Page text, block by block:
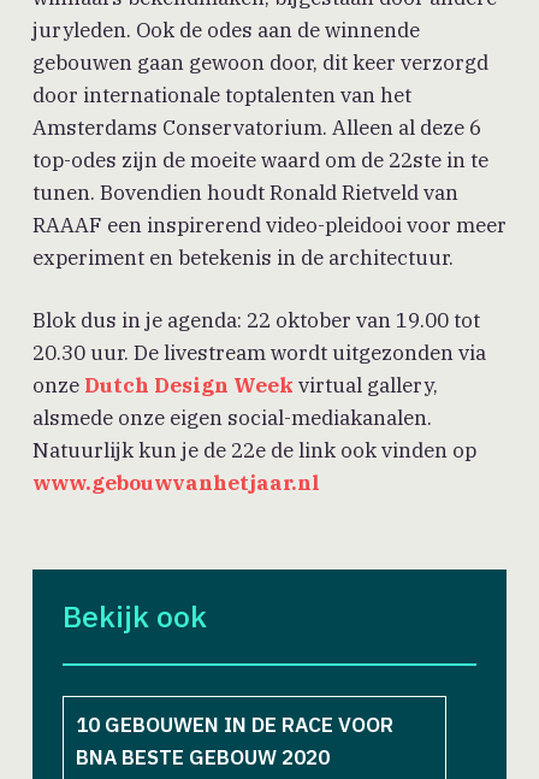
juryleden. Ook de odes aan de winnende
gebouwen gaan gewoon door, dit keer verzorgd
door internationale toptalenten van het
Amsterdams Conservatorium. Alleen al deze 6
top-odes zijn de moeite waard om de 22ste in te
tunen. Bovendien houdt Ronald Rietveld van
RAAAF een inspirerend video-pleidooi voor meer
experiment en betekenis in de architectuur.
Blok dus in je agenda: 22 oktober van 19.00 tot
20.30 uur. De livestream wordt uitgezonden via
onze Dutch Design Week virtual gallery,
alsmede onze eigen social-mediakanalen.
Natuurlijk kun je de 22e de link ook vinden op
www.gebouwvanhetjaar.nl
Bekijk ook
10 GEBOUWEN IN DE RACE VOOR
BNA BESTE GEBOUW 2020